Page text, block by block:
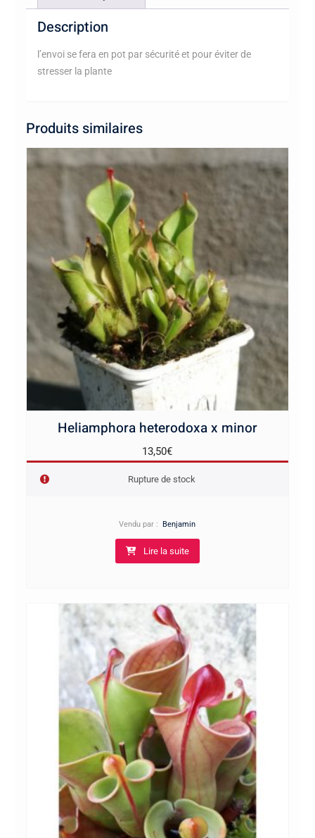
Description
l’envoi se fera en pot par sécurité et pour éviter de
stresser la plante
Produits similaires
Heliamphora heterodoxa x minor
13,50€
Rupture de stock
Vendu par :Benjamin
Lire la suite